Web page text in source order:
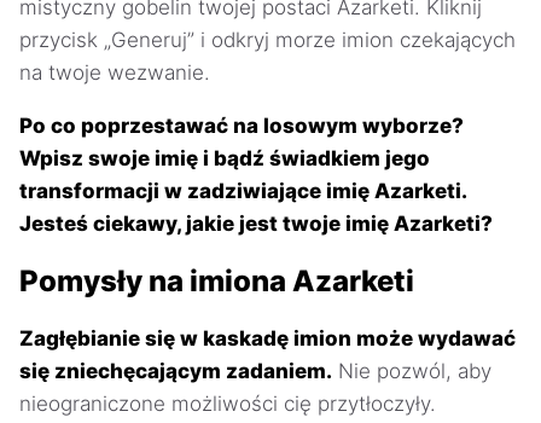
mistyczny gobelin twojej postaci Azarketi. Kliknij
przycisk „Generuj” i odkryj morze imion czekających
na twoje wezwanie.
Po co poprzestawać na losowym wyborze?
Wpisz swoje imię i bądź świadkiem jego
transformacji w zadziwiające imię Azarketi.
Jesteś ciekawy, jakie jest twoje imię Azarketi?
Pomysły na imiona Azarketi
Zagłębianie się w kaskadę imion może wydawać
się zniechęcającym zadaniem. Nie pozwól, aby
nieograniczone możliwości cię przytłoczyły.